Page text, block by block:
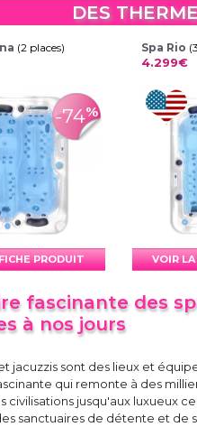
DES
(2 places)
-74%
PRODUIT
Spa Rio
4.299€
VOIR
fascinante des
à nos jours
jacuzzis sont des lieux et
qui remonte à des
civilisations jusqu'aux luxueux
sanctuaires de détente et de